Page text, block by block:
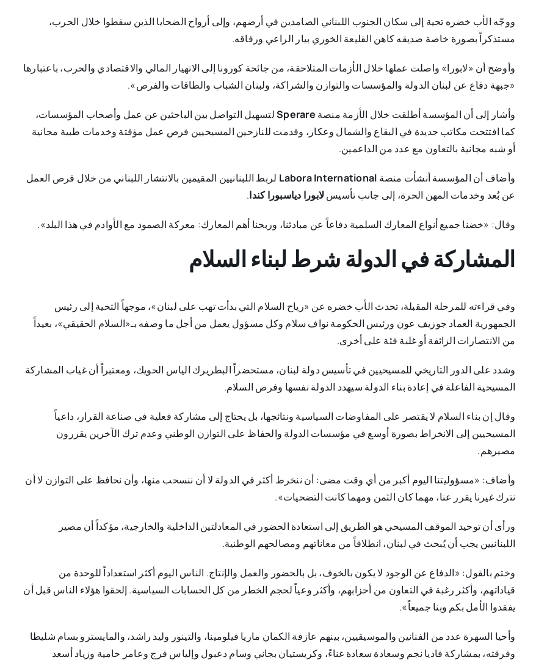
ووجّه الأب خضره تحية إلى سكان الجنوب اللبناني الصامدين في أرضهم، وإلى أرواح الضحايا الذين سقطوا خلال الحرب،
مستذكراً بصورة خاصة صديقه كاهن القليعة الخوري بيار الراعي ورفاقه.
وأوضح أن «لابورا» واصلت عملها خلال الأزمات المتلاحقة، من جائحة كورونا إلى الانهيار المالي والاقتصادي والحرب، باعتبارها
«جبهة دفاع عن لبنان الدولة والمؤسسات والتوازن والشراكة، ولبنان الشباب والطاقات والفرص».
وأشار إلى أن المؤسسة أطلقت خلال الأزمة منصة Sperareلتسهيل التواصل بين الباحثين عن عمل وأصحاب المؤسسات،
كما افتتحت مكاتب جديدة في البقاع والشمال وعكار، وقدمت للنازحين المسيحيين فرص عمل مؤقتة وخدمات طبية مجانية
أو شبه مجانية بالتعاون مع عدد من الداعمين.
وأضاف أن المؤسسة أنشأت منصة Labora International لربط اللبنانيين المقيمين بالانتشار اللبناني من خلال فرص العمل
عن بُعد وخدمات المهن الحرة، إلى جانب تأسيسلابورا دياسبورا كندا.
وقال: «خضنا جميع أنواع المعارك السلمية دفاعاً عن مبادئنا، وربحنا أهم المعارك: معركة الصمود مع الأوادم في هذا البلد».
المشاركة في الدولة شرط لبناء السلام
وفي قراءته للمرحلة المقبلة، تحدث الأب خضره عن «رياح السلام التي بدأت تهب على لبنان»، موجهاً التحية إلى رئيس
الجمهورية العماد جوزيف عون ورئيس الحكومة نواف سلام وكل مسؤول يعمل من أجل ما وصفه بـ«السلام الحقيقي»، بعيداً
من الانتصارات الزائفة أو غلبة فئة على أخرى.
وشدد على الدور التاريخي للمسيحيين في تأسيس دولة لبنان، مستحضراً البطريرك الياس الحويك، ومعتبراً أن غياب المشاركة
المسيحية الفاعلة في إعادة بناء الدولة سيهدد الدولة نفسها وفرص السلام.
وقال إن بناء السلام لا يقتصر على المفاوضات السياسية ونتائجها، بل يحتاج إلى مشاركة فعلية في صناعة القرار، داعياً
المسيحيين إلى الانخراط بصورة أوسع في مؤسسات الدولة والحفاظ على التوازن الوطني وعدم ترك الآخرين يقررون
مصيرهم.
وأضاف: «مسؤوليتنا اليوم أكبر من أي وقت مضى: أن ننخرط أكثر في الدولة لا أن ننسحب منها، وأن نحافظ على التوازن لا أن
نترك غيرنا يقرر عنا، مهما كان الثمن ومهما كانت التضحيات».
ورأى أن توحيد الموقف المسيحي هو الطريق إلى استعادة الحضور في المعادلتين الداخلية والخارجية، مؤكداً أن مصير
اللبنانيين يجب أن يُبحث في لبنان، انطلاقاً من معاناتهم ومصالحهم الوطنية.
وختم بالقول: «الدفاع عن الوجود لا يكون بالخوف، بل بالحضور والعمل والإنتاج. الناس اليوم أكثر استعداداً للوحدة من
قياداتهم، وأكثر رغبة في التعاون من أحزابهم، وأكثر وعياً لحجم الخطر من كل الحسابات السياسية. إلحقوا هؤلاء الناس قبل أن
يفقدوا الأمل بكم وبنا جميعاً».
وأحيا السهرة عدد من الفنانين والموسيقيين، بينهم عازفة الكمان ماريا فيلومينا، والتينور وليد راشد، والمايسترو بسام شليطا
وفرقته، بمشاركة فاديا نجم وسعادة سعادة غناءً، وكريستيان بجاني وسام دعبول وإلياس فرج وعامر حامية وزياد أسعد